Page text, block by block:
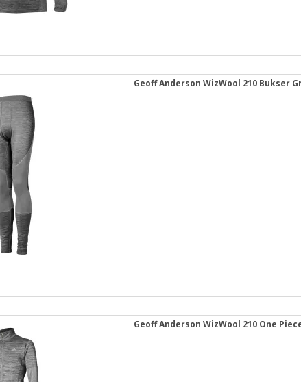
Geoff Anderson WizWool 210 Bukser
Geoff Anderson WizWool 210 One